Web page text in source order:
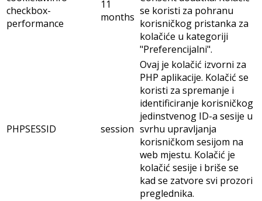
checkbox-
performance
11
months se koristi za pohranu
korisničkog pristanka za
kolačiće u kategoriji
"Preferencijalni".
PHPSESSID session
Ovaj je kolačić izvorni za
PHP aplikacije. Kolačić se
koristi za spremanje i
identificiranje korisničkog
jedinstvenog ID-a sesije u
svrhu upravljanja
korisničkom sesijom na
web mjestu. Kolačić je
kolačić sesije i briše se
kad se zatvore svi prozori
preglednika.